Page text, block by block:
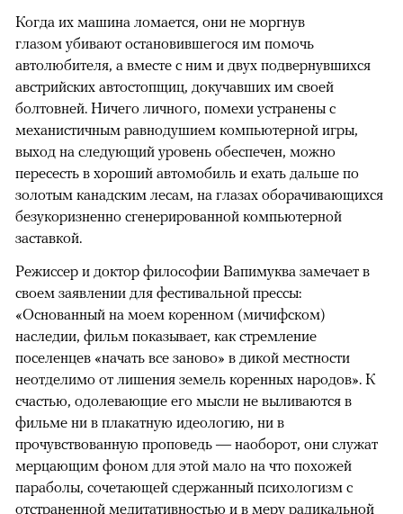
Когда их машина ломается, они не моргнув
глазом убивают остановившегося им помочь
автолюбителя, а вместе с ним и двух подвернувшихся
австрийских автостопщиц, докучавших им своей
болтовней. Ничего личного, помехи устранены с
механистичным равнодушием компьютерной игры,
выход на следующий уровень обеспечен, можно
пересесть в хороший автомобиль и ехать дальше по
золотым канадским лесам, на глазах оборачивающихся
безукоризненно сгенерированной компьютерной
заставкой.
Режиссер и доктор философии Вапимуква замечает в
своем заявлении для фестивальной прессы:
«Основанный на моем коренном (мичифском)
наследии, фильм показывает, как стремление
поселенцев «начать все заново» в дикой местности
неотделимо от лишения земель коренных народов». К
счастью, одолевающие его мысли не выливаются в
фильме ни в плакатную идеологию, ни в
прочувствованную проповедь — наоборот, они служат
мерцающим фоном для этой мало на что похожей
параболы, сочетающей сдержанный психологизм с
отстраненной медитативностью и в меру радикальной